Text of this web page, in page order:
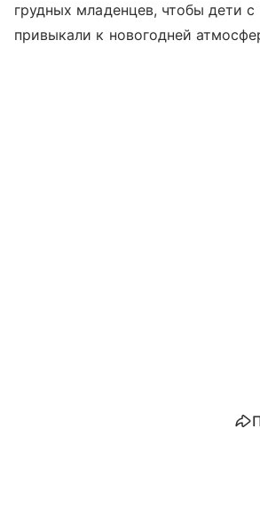
грудных младенцев, чтобы дети
привыкали к новогодней